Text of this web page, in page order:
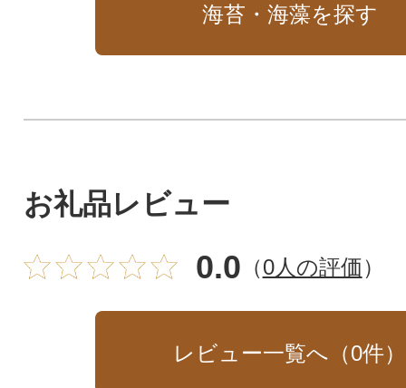
海苔・海藻を探す
お礼品レビュー
0.0 （0人の評価）
レビュー一覧へ（0件）